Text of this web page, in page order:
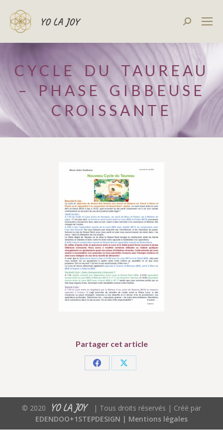
CYCLE DU TAUREAU
– PHASE GIBBEUSE
CROISSANTE
Partager cet article
Partager
Facebook
Partager
X
© 2020
YO LA JOY
| Tous droits réservés | Créé par
EDENDOO+1STEPDESIGN | Mentions légales